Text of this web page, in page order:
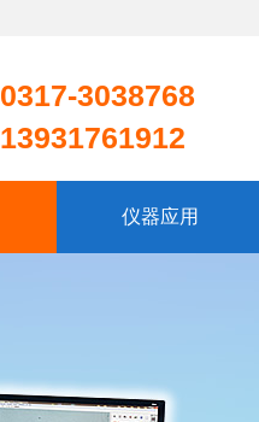
0317-3038768
13931761912
仪器应用